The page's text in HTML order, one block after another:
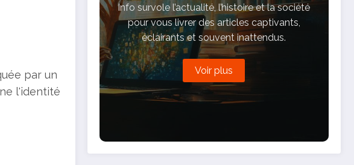
par un
l'identité
Info survole l’actualité, l’histoire et la société
pour vous livrer des articles captivants,
éclairants et souvent inattendus.
Voir plus